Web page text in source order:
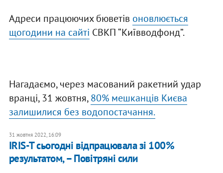
Адреси працюючих бюветів оновлюється
щогодини на сайті СВКП “Київводфонд”.
Нагадаємо, через масований ракетний удар
вранці, 31 жовтня,80% мешканців Києва
залишилися без водопостачання.
31 жовтня 2022, 16:09
IRIS-T сьогодні відпрацювала зі 100%
результатом, – Повітряні сили